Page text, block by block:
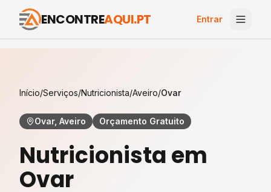
ENCONTREAQUI.PT Entrar
Início/Serviços/Nutricionista/Aveiro/Ovar
Ovar, Aveiro Orçamento Gratuito
Nutricionistaem
Ovar